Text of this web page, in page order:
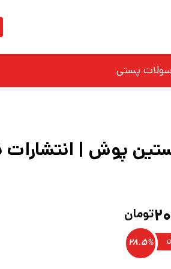
پستی
پوش | انتشارات
۲۸۰,۰۰۰تومان
تومان
28.5%